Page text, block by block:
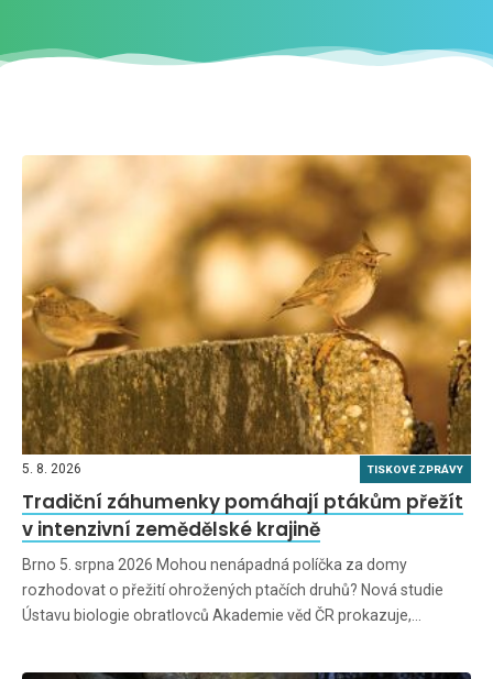
5. 8. 2026 TISKOVÉ ZPRÁVY
Tradiční záhumenky pomáhají ptákům přežít
v intenzivní zemědělské krajině
Brno 5. srpna 2026 Mohou nenápadná políčka za domy
rozhodovat o přežití ohrožených ptačích druhů? Nová studie
Ústavu biologie obratlovců Akademie věd ČR prokazuje,…